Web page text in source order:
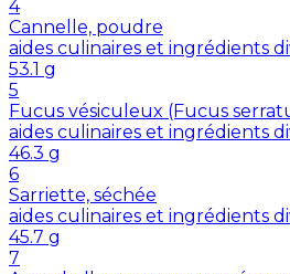
4
Cannelle, poudre
aides culinaires et ingrédients
53.1 g
5
Fucus vésiculeux (Fucus
aides culinaires et ingrédients
46.3 g
6
Sarriette, séchée
aides culinaires et ingrédients
45.7 g
7